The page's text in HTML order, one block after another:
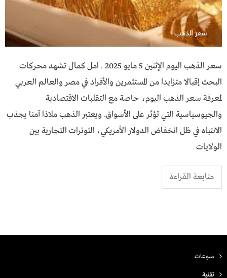
سعر الذهب اليوم الإثنين 5 مايو 2025 . امل كمال تشهد محركات
البحث إقبالا متزايدا من المستثمرين والأفراد في مصر والعالم العربي
لمعرفة سعر الذهب اليوم، خاصة مع التقلبات الاقتصادية
والجيوسياسية التي تؤثر على الأسواق. ويعتبر الذهب ملاذا آمنا يجذب
الانتباه في ظل انخفاض الدولار الأمريكي، التوترات التجارية بين
الولايات
متابعة القراءة
منوعات
تقنية